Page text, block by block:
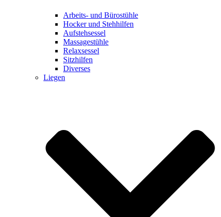
Arbeits- und Bürostühle
Hocker und Stehhilfen
Aufstehsessel
Massagestühle
Relaxsessel
Sitzhilfen
Diverses
Liegen